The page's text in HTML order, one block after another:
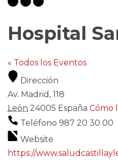
Hospital
« Todos los Eventos
Dirección
Av. Madrid, 118
León 24005 España Cómo
Teléfono 987 20 30 00
Website
https://